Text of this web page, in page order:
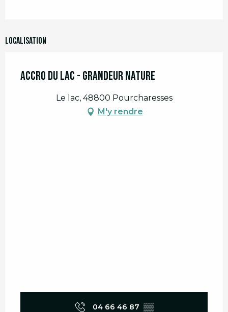
Localisation
Accro du Lac - Grandeur Nature
Le lac, 48800 Pourcharesses
M'y rendre
04 66 46 87 ▒▒